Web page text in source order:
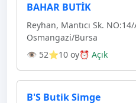
BAHAR BUTİK
Reyhan, Mantıcı Sk.
Osmangazi̇/Bursa
👁 52⭐10 oy⏰ Açık
B'S Butik Simge